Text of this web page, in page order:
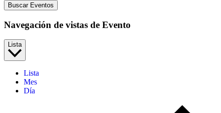
Buscar Eventos
Navegación de vistas de Evento
Lista
Lista
Mes
Día